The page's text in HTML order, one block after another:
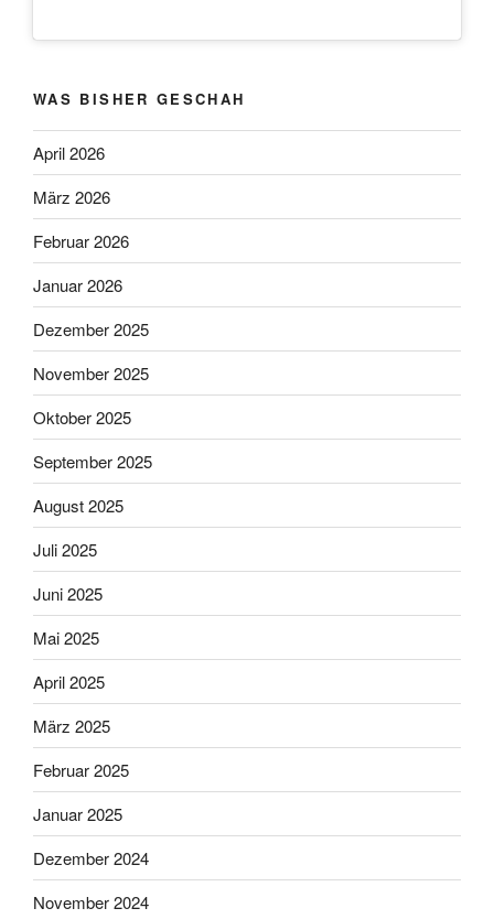
WAS BISHER GESCHAH
April 2026
März 2026
Februar 2026
Januar 2026
Dezember 2025
November 2025
Oktober 2025
September 2025
August 2025
Juli 2025
Juni 2025
Mai 2025
April 2025
März 2025
Februar 2025
Januar 2025
Dezember 2024
November 2024